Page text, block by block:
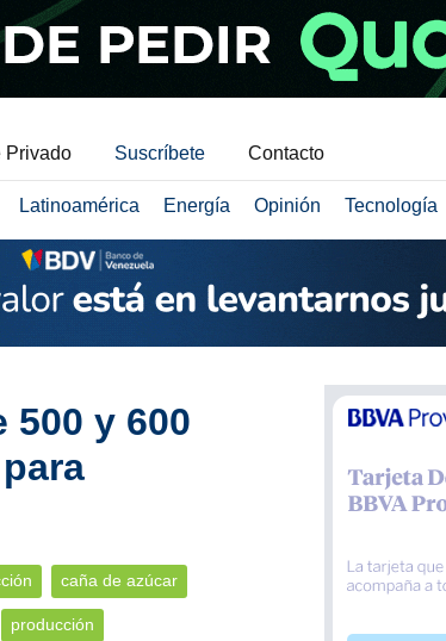
Privado Suscríbete Contacto
Latinoamérica Energía Opinión Tecnología
y 600
caña de azúcar
producción